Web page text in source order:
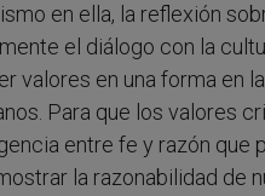
en ella, la reflexión
el diálogo con la
valores en una forma en
Para que los valores
entre fe y razón que
la razonabilidad de